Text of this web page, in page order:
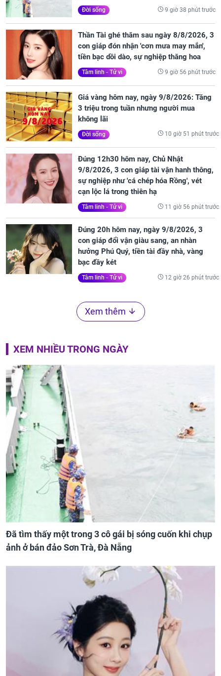
Đời sống 9 giờ 38 phút trước
Thần Tài ghé thăm sau ngày 8/8/2026, 3
con giáp đón nhận 'cơn mưa may mắn',
tiền bạc dồi dào, sự nghiệp thăng hoa
Tâm linh - Tử vi 9 giờ 56 phút trước
Giá vàng hôm nay, ngày 9/8/2026: Tăng
3 triệu trong tuần nhưng người mua
không lãi
Đời sống 10 giờ 51 phút trước
Đúng 12h30 hôm nay, Chủ Nhật
9/8/2026, 3 con giáp tài vận hanh thông,
sự nghiệp như 'cá chép hóa Rồng', vét
cạn lộc lá trong thiên hạ
Tâm linh - Tử vi 11 giờ 56 phút trước
Đúng 20h hôm nay, ngày 9/8/2026, 3
con giáp đổi vận giàu sang, an nhàn
hưởng Phú Quý, tiền tài đầy nhà, vàng
bạc đầy két
Tâm linh - Tử vi 12 giờ 26 phút trước
Xem thêm
XEM NHIỀU TRONG NGÀY
Đã tìm thấy một trong 3 cô gái bị sóng cuốn khi chụp
ảnh ở bán đảo Sơn Trà, Đà Nẵng